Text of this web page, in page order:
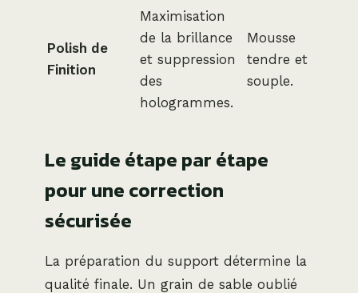
Polish de
Finition
Maximisation
de la brillance
et suppression
des
hologrammes.
Mousse
tendre et
souple.
Le guide étape par étape
pour une correction
sécurisée
La préparation du support détermine la
qualité finale. Un grain de sable oublié